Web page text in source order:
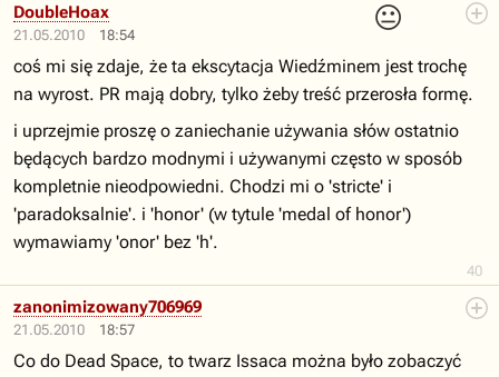
21.05.2010 18:54
😐
40
DoubleHoax
coś mi się zdaje, że ta ekscytacja Wiedźminem jest trochę
na wyrost. PR mają dobry, tylko żeby treść przerosła formę.
i uprzejmie proszę o zaniechanie używania słów ostatnio
będących bardzo modnymi i używanymi często w sposób
kompletnie nieodpowiedni. Chodzi mi o 'stricte' i
'paradoksalnie'. i 'honor' (w tytule 'medal of honor')
wymawiamy 'onor' bez 'h'.
21.05.2010 18:57
zanonimizowany706969
Co do Dead Space, to twarz Issaca można było zobaczyć